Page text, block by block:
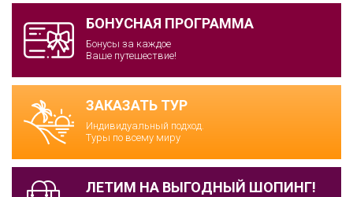
БОНУСНАЯ ПРОГРАММА
Бонусы за каждое
Ваше путешествие!
ЗАКАЗАТЬ ТУР
Индивидуальный подход.
Туры по всему миру
ЛЕТИМ НА ВЫГОДНЫЙ ШОПИНГ!